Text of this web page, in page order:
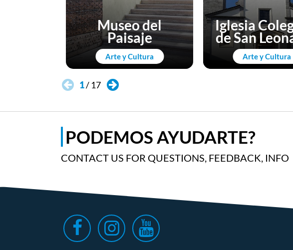
Arte y Cultura
Museo del
Paisaje
Arte y Cultura
Iglesia
de San
1/ 17
PODEMOS AYUDARTE?
CONTACT US FOR QUESTIONS, FEEDBACK, INFO